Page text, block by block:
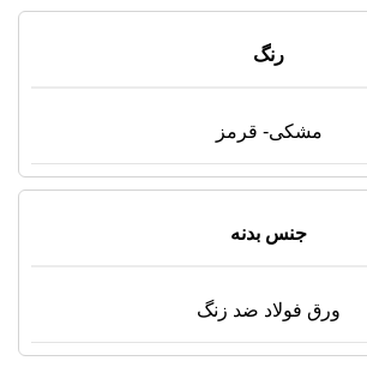
رنگ
مشکی- قرمز
جنس بدنه
ورق فولاد ضد زنگ